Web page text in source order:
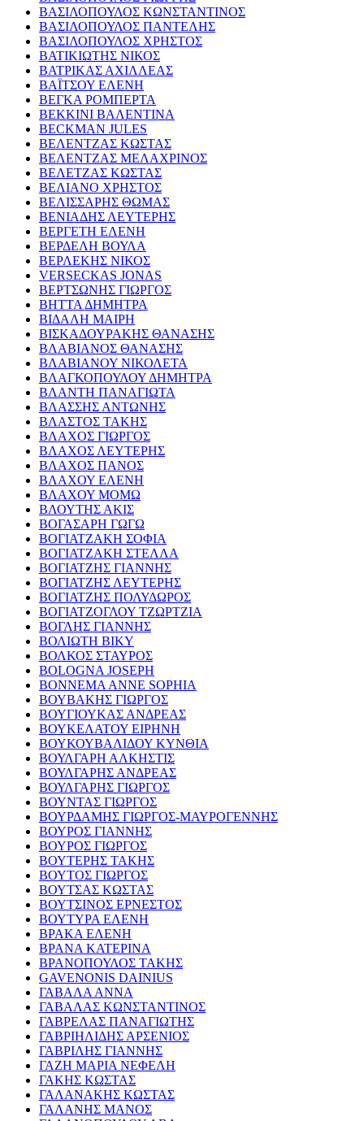
ΒΑΣΙΛΟΠΟΥΛΟΣ ΚΩΝΣΤΑΝΤΙΝΟΣ
ΒΑΣΙΛΟΠΟΥΛΟΣ ΠΑΝΤΕΛΗΣ
ΒΑΣΙΛΟΠΟΥΛΟΣ ΧΡΗΣΤΟΣ
ΒΑΤΙΚΙΩΤΗΣ ΝΙΚΟΣ
ΒΑΤΡΙΚΑΣ ΑΧΙΛΛΕΑΣ
ΒΑΪΤΣΟΥ ΕΛΕΝΗ
ΒΕΓΚΑ ΡΟΜΠΕΡΤΑ
ΒΕΚΚΙΝΙ ΒΑΛΕΝΤΙΝΑ
BECKMAN JULES
ΒΕΛΕΝΤΖΑΣ ΚΩΣΤΑΣ
ΒΕΛΕΝΤΖΑΣ ΜΕΛΑΧΡΙΝΟΣ
ΒΕΛΕΤΖΑΣ ΚΩΣΤΑΣ
ΒΕΛΙΑΝΟ ΧΡΗΣΤΟΣ
ΒΕΛΙΣΣΑΡΗΣ ΘΩΜΑΣ
ΒΕΝΙΑΔΗΣ ΛΕΥΤΕΡΗΣ
ΒΕΡΓΕΤΗ ΕΛΕΝΗ
ΒΕΡΔΕΛΗ ΒΟΥΛΑ
ΒΕΡΛΕΚΗΣ ΝΙΚΟΣ
VERSECKAS JONAS
ΒΕΡΤΣΩΝΗΣ ΓΙΩΡΓΟΣ
ΒΗΤΤΑ ΔΗΜΗΤΡΑ
ΒΙΔΑΛΗ ΜΑΙΡΗ
ΒΙΣΚΑΔΟΥΡΑΚΗΣ ΘΑΝΑΣΗΣ
ΒΛΑΒΙΑΝΟΣ ΘΑΝΑΣΗΣ
ΒΛΑΒΙΑΝΟΥ ΝΙΚΟΛΕΤΑ
ΒΛΑΓΚΟΠΟΥΛΟΥ ΔΗΜΗΤΡΑ
ΒΛΑΝΤΗ ΠΑΝΑΓΙΩΤΑ
ΒΛΑΣΣΗΣ ΑΝΤΩΝΗΣ
ΒΛΑΣΤΟΣ ΤΑΚΗΣ
ΒΛΑΧΟΣ ΓΙΩΡΓΟΣ
ΒΛΑΧΟΣ ΛΕΥΤΕΡΗΣ
ΒΛΑΧΟΣ ΠΑΝΟΣ
ΒΛΑΧΟΥ ΕΛΕΝΗ
ΒΛΑΧΟΥ ΜΟΜΩ
ΒΛΟΥΤΗΣ ΑΚΙΣ
ΒΟΓΑΣΑΡΗ ΓΩΓΩ
ΒΟΓΙΑΤΖΑΚΗ ΣΟΦΙΑ
ΒΟΓΙΑΤΖΑΚΗ ΣΤΕΛΛΑ
ΒΟΓΙΑΤΖΗΣ ΓΙΑΝΝΗΣ
ΒΟΓΙΑΤΖΗΣ ΛΕΥΤΕΡΗΣ
ΒΟΓΙΑΤΖΗΣ ΠΟΛΥΔΩΡΟΣ
ΒΟΓΙΑΤΖΟΓΛΟΥ ΤΖΩΡΤΖΙΑ
ΒΟΓΛΗΣ ΓΙΑΝΝΗΣ
ΒΟΛΙΩΤΗ ΒΙΚΥ
ΒΟΛΚΟΣ ΣΤΑΥΡΟΣ
BOLOGNA JOSEPH
BONNEMA ANNE SOPHIA
ΒΟΥΒΑΚΗΣ ΓΙΩΡΓΟΣ
ΒΟΥΓΙΟΥΚΑΣ ΑΝΔΡΕΑΣ
ΒΟΥΚΕΛΑΤΟΥ ΕΙΡΗΝΗ
ΒΟΥΚΟΥΒΑΛΙΔΟΥ ΚΥΝΘΙΑ
ΒΟΥΛΓΑΡΗ ΑΛΚΗΣΤΙΣ
ΒΟΥΛΓΑΡΗΣ ΑΝΔΡΕΑΣ
ΒΟΥΛΓΑΡΗΣ ΓΙΩΡΓΟΣ
ΒΟΥΝΤΑΣ ΓΙΩΡΓΟΣ
ΒΟΥΡΔΑΜΗΣ ΓΙΩΡΓΟΣ-ΜΑΥΡΟΓΕΝΝΗΣ
ΒΟΥΡΟΣ ΓΙΑΝΝΗΣ
ΒΟΥΡΟΣ ΓΙΩΡΓΟΣ
ΒΟΥΤΕΡΗΣ ΤΑΚΗΣ
ΒΟΥΤΟΣ ΓΙΩΡΓΟΣ
ΒΟΥΤΣΑΣ ΚΩΣΤΑΣ
ΒΟΥΤΣΙΝΟΣ ΕΡΝΕΣΤΟΣ
ΒΟΥΤΥΡΑ ΕΛΕΝΗ
ΒΡΑΚΑ ΕΛΕΝΗ
ΒΡΑΝΑ ΚΑΤΕΡΙΝΑ
ΒΡΑΝΟΠΟΥΛΟΣ ΤΑΚΗΣ
GAVENONIS DAINIUS
ΓΑΒΑΛΑ ΑΝΝΑ
ΓΑΒΑΛΑΣ ΚΩΝΣΤΑΝΤΙΝΟΣ
ΓΑΒΡΕΛΑΣ ΠΑΝΑΓΙΩΤΗΣ
ΓΑΒΡΙΗΛΙΔΗΣ ΑΡΣΕΝΙΟΣ
ΓΑΒΡΙΛΗΣ ΓΙΑΝΝΗΣ
ΓΑΖΗ ΜΑΡΙΑ ΝΕΦΕΛΗ
ΓΑΚΗΣ ΚΩΣΤΑΣ
ΓΑΛΑΝΑΚΗΣ ΚΩΣΤΑΣ
ΓΑΛΑΝΗΣ ΜΑΝΟΣ